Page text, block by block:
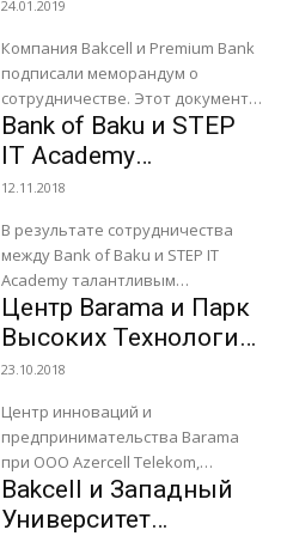
HUB”, реализуемой для
превращения Азербайджана в
Цифровой...
24.01.2019
Компания Bakcell и Premium Bank
подписали меморандум о
сотрудничестве. Этот документ,
подписанный с одним из
крупнейших корпоративных
клиентов Bakcell в финансовом и
банковском секторах,...
Bank of Baku и STEP
IT Academy
подписали
сотрудничестве
12.11.2018
В результате сотрудничества
между Bank of Baku и STEP IT
Academy талантливым
выпускникам будет
предоставлена возможность
банковской сфере и принять...
Центр Barama и Парк
Высоких Технологий
подписали
сотрудничестве
23.10.2018
Центр инноваций и
предпринимательства Barama
при ООО Azercell Telekom,
выступающий с успешными
проектами, направленными на
Bakcell и Западный
Университет